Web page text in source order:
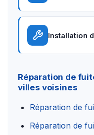
Installation
Réparation de
villes voisines
Réparation de
Réparation de